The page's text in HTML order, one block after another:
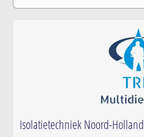
Isolatietechniek Noord-Holland